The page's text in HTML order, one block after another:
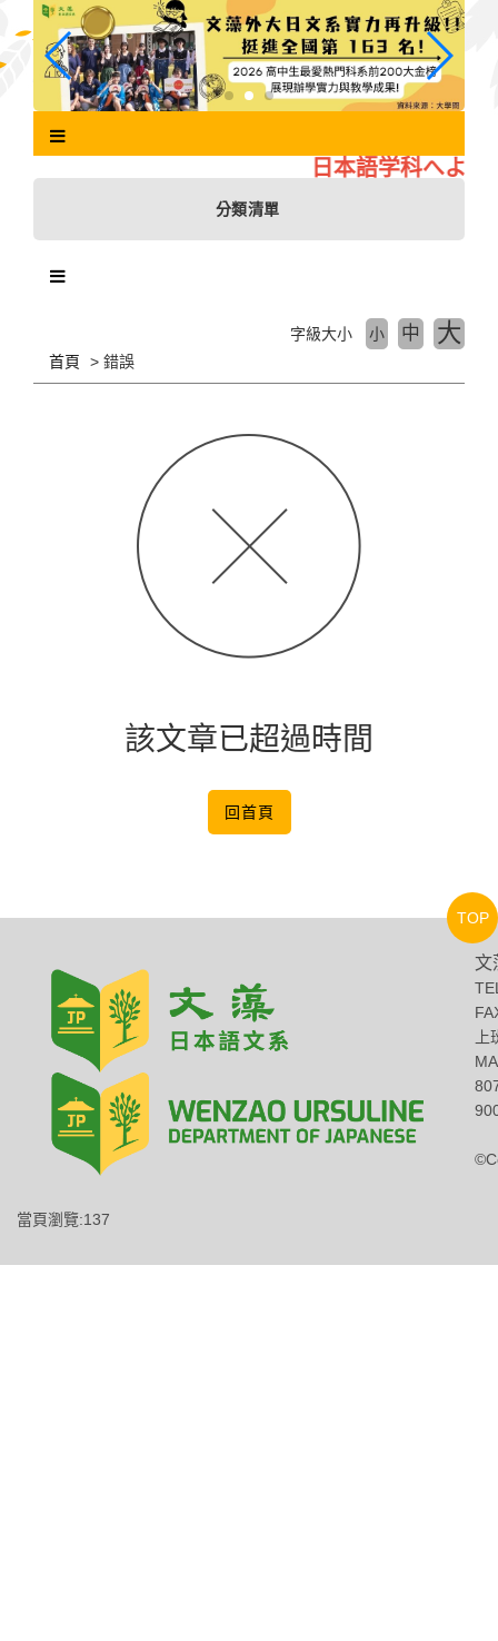
主
日本語学科へようこ
分類清單
首頁 錯誤
字級大小 小 中 大
該文章已超過時間
回首頁
文
當頁瀏覽:137
TOP